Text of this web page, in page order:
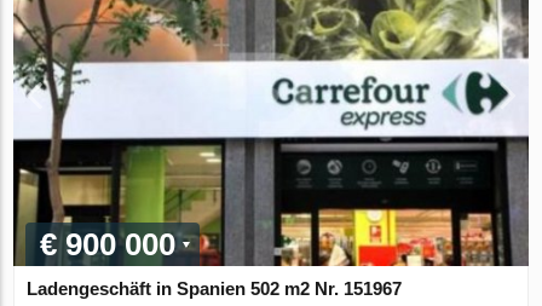
€ 900 000
Ladengeschäft in Spanien 502 m2 Nr. 151967